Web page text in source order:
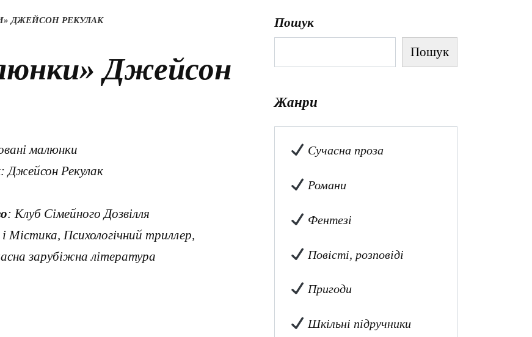
ДЖЕЙСОН РЕКУЛАК
Джейсон
малюнки
: Джейсон Рекулак
: Клуб Сімейного Дозвілля
Містика, Психологічний триллер,
зарубіжна література
Пошук
Пошук
Жанри
Сучасна проза
Романи
Фентезі
Повісті, розповіді
Пригоди
Шкільні підручники